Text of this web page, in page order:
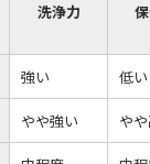
洗浄力
強い 低い
やや強い や